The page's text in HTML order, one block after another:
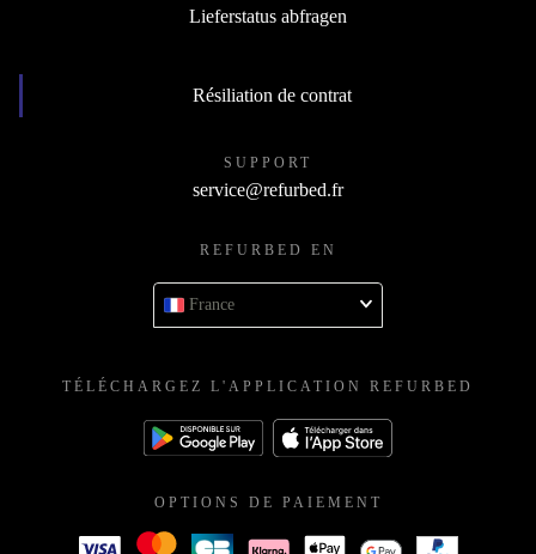
Lieferstatus abfragen
Résiliation de contrat
SUPPORT
service@refurbed.fr
REFURBED EN
France
TÉLÉCHARGEZ L'APPLICATION REFURBED
OPTIONS DE PAIEMENT